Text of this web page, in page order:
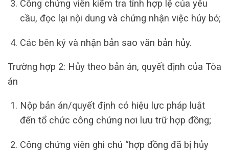
Công chứng viên kiểm tra tính hợp lệ của yêu
cầu, đọc lại nội dung và chứng nhận việc hủy bỏ;
Các bên ký và nhận bản sao văn bản hủy.
Trường hợp 2: Hủy theo bản án, quyết định của Tòa
án
Nộp bản án/quyết định có hiệu lực pháp luật
đến tổ chức công chứng nơi lưu trữ hợp đồng;
Công chứng viên ghi chú “hợp đồng đã bị hủy